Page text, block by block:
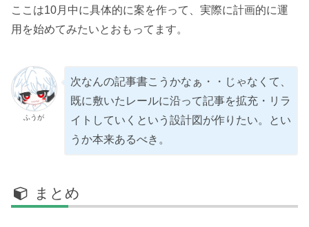
ここは10月中に具体的に案を作って、実際に計画的に運
用を始めてみたいとおもってます。
ふうが
次なんの記事書こうかなぁ・・じゃなくて、
既に敷いたレールに沿って記事を拡充・リラ
イトしていくという設計図が作りたい。とい
うか本来あるべき。
まとめ